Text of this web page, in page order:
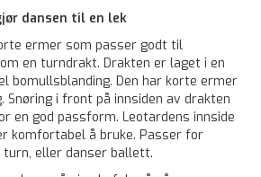
dansen til en lek
ermer som passer godt til
en turndrakt. Drakten er laget i en
bomullsblanding. Den har korte ermer
Snøring i front på innsiden av drakten
en god passform. Leotardens innside
komfortabel å bruke. Passer for
eller danser ballett.